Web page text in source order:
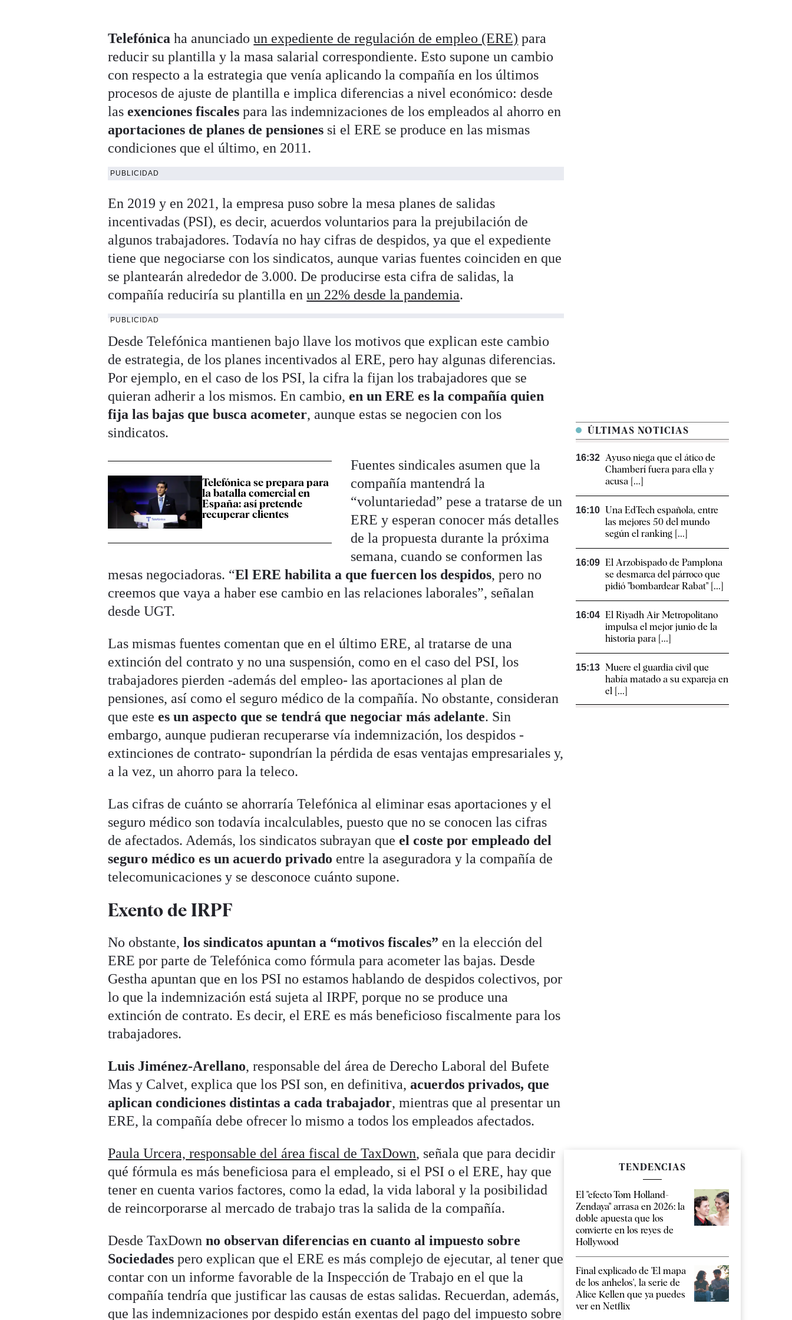
Telefónicaha anunciadoun expediente de regulación de empleo (ERE) para
reducir su plantilla y la masa salarial correspondiente. Esto supone un cambio
con respecto a la estrategia que venía aplicando la compañía en los últimos
procesos de ajuste de plantilla e implica diferencias a nivel económico: desde
lasexenciones fiscales para las indemnizaciones de los empleados al ahorro en
aportaciones de planes de pensiones si el ERE se produce en las mismas
condiciones que el último, en 2011.
PUBLICIDAD
En 2019 y en 2021, la empresa puso sobre la mesa planes de salidas
incentivadas (PSI), es decir, acuerdos voluntarios para la prejubilación de
algunos trabajadores. Todavía no hay cifras de despidos, ya que el expediente
tiene que negociarse con los sindicatos, aunque varias fuentes coinciden en que
se plantearán alrededor de 3.000. De producirse esta cifra de salidas, la
compañía reduciría su plantilla enun 22% desde la pandemia.
PUBLICIDAD
Desde Telefónica mantienen bajo llave los motivos que explican este cambio
de estrategia, de los planes incentivados al ERE, pero hay algunas diferencias.
Por ejemplo, en el caso de los PSI, la cifra la fijan los trabajadores que se
quieran adherir a los mismos. En cambio,en un ERE es la compañía quien
fija las bajas que busca acometer, aunque estas se negocien con los
sindicatos.
Telefónica se prepara para
la batalla comercial en
España: así pretende
recuperar clientes
Fuentes sindicales asumen que la
compañía mantendrá la
“voluntariedad” pese a tratarse de un
ERE y esperan conocer más detalles
de la propuesta durante la próxima
semana, cuando se conformen las
mesas negociadoras. “El ERE habilita a que fuercen los despidos, pero no
creemos que vaya a haber ese cambio en las relaciones laborales”, señalan
desde UGT.
Las mismas fuentes comentan que en el último ERE, al tratarse de una
extinción del contrato y no una suspensión, como en el caso del PSI, los
trabajadores pierden -además del empleo- las aportaciones al plan de
pensiones, así como el seguro médico de la compañía. No obstante, consideran
que estees un aspecto que se tendrá que negociar más adelante. Sin
embargo, aunque pudieran recuperarse vía indemnización, los despidos -
extinciones de contrato- supondrían la pérdida de esas ventajas empresariales y,
a la vez, un ahorro para la teleco.
Las cifras de cuánto se ahorraría Telefónica al eliminar esas aportaciones y el
seguro médico son todavía incalculables, puesto que no se conocen las cifras
de afectados. Además, los sindicatos subrayan que el coste por empleado del
seguro médico es un acuerdo privado entre la aseguradora y la compañía de
telecomunicaciones y se desconoce cuánto supone.
Exento de IRPF
No obstante, los sindicatos apuntan a “motivos fiscales” en la elección del
ERE por parte de Telefónica como fórmula para acometer las bajas. Desde
Gestha apuntan que en los PSI no estamos hablando de despidos colectivos, por
lo que la indemnización está sujeta al IRPF, porque no se produce una
extinción de contrato. Es decir, el ERE es más beneficioso fiscalmente para los
trabajadores.
Luis Jiménez-Arellano, responsable del área de Derecho Laboral del Bufete
Mas y Calvet, explica que los PSI son, en definitiva,acuerdos privados, que
aplican condiciones distintas a cada trabajador, mientras que al presentar un
ERE, la compañía debe ofrecer lo mismo a todos los empleados afectados.
Paula Urcera, responsable del área fiscal de TaxDown, señala que para decidir
qué fórmula es más beneficiosa para el empleado, si el PSI o el ERE, hay que
tener en cuenta varios factores, como la edad, la vida laboral y la posibilidad
de reincorporarse al mercado de trabajo tras la salida de la compañía.
Desde TaxDownno observan diferencias en cuanto al impuesto sobre
Sociedades pero explican que el ERE es más complejo de ejecutar, al tener que
contar con un informe favorable de la Inspección de Trabajo en el que la
compañía tendría que justificar las causas de estas salidas. Recuerdan, además,
que las indemnizaciones por despido están exentas del pago del impuesto sobre
ÚLTIMAS NOTICIAS
16:32 Ayuso niega que el ático de
Chamberí fuera para ella y
acusa [...]
16:10 Una EdTech española, entre
las mejores 50 del mundo
según el ranking [...]
16:09 El Arzobispado de Pamplona
se desmarca del párroco que
pidió "bombardear Rabat" [...]
16:04 El Riyadh Air Metropolitano
impulsa el mejor junio de la
historia para [...]
15:13 Muere el guardia civil que
había matado a su expareja en
el [...]
TENDENCIAS
El "efecto Tom Holland-
Zendaya" arrasa en 2026: la
doble apuesta que los
convierte en los reyes de
Hollywood
Final explicado de 'El mapa
de los anhelos', la serie de
Alice Kellen que ya puedes
ver en Netflix